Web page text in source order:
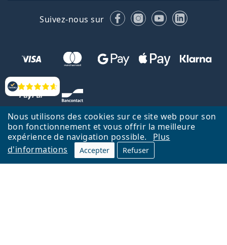
Nous utilisons des cookies sur ce site web pour son
bon fonctionnement et vous offrir la meilleure
expérience de navigation possible.
Plus
d'informations
Accepter Refuser
Évaluation
Suivez-nous sur FacebookInstagram
YouTubeLinkedIn
Retour à la page d'accueil Haut
Nederlands